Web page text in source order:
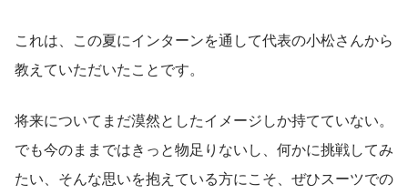
これは、この夏にインターンを通して代表の小松さんから
教えていただいたことです。
将来についてまだ漠然としたイメージしか持てていない。
でも今のままではきっと物足りないし、何かに挑戦してみ
たい、そんな思いを抱えている方にこそ、ぜひスーツでの